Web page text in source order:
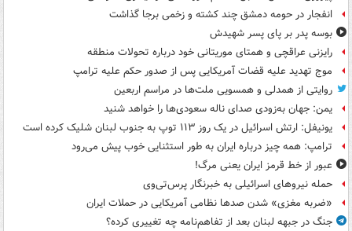
انفجار در حومه دمشق چند کشته و زخمی برجا گذاشت
بوسه‌ پدر بر پای پسر شهیدش
رایزنی عراقچی و همتای موریتانی خود درباره تحولات منطقه
موج تهدید علیه قضات آمریکایی پس از صدور حکم علیه ترامپ
روایتی از همدلی و همسویی ملت‌ها در مراسم اربعین
یمن: جهان به‌زودی صدای ناله سعودی‌ها را خواهد شنید
یونیفل: ارتش اسرائیل در یک روز ۱۱۳ توپ به جنوب لبنان شلیک کرده است
ترامپ: همه چیز درباره ایران به طور استثنایی خوب پیش می‌رود
عبور از خط قرمز ایران یعنی مرگ!
حمله نیروهای اسرائیلی به خبرنگار پرس‌تی‌وی
«ضربه مغزی» شدن صدها نظامی آمریکایی در حملات ایران
جنگ در جبهه لبنان بعد از تفاهم‌نامه چه تغییری کرده؟